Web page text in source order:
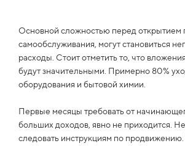
Основной сложностью перед открытием
самообслуживания, могут становиться
расходы. Стоит отметить то, что
будут значительными. Примерно 80%
оборудования и бытовой химии.
Первые месяцы требовать от
больших доходов, явно не приходится.
следовать инструкциям по